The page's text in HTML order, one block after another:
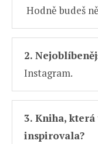
Hodně budeš
2.
Instagram.
3. Kniha,
inspirovala?